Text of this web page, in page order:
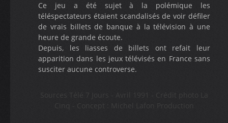
Ce jeu a été sujet à la polémique les
téléspectateurs étaient scandalisés de voir défiler
de vrais billets de banque à la télévision à une
heure de grande écoute.
Depuis, les liasses de billets ont refait leur
apparition dans les jeux télévisés en France sans
susciter aucune controverse.
Sources Télé 7 Jours - Avril 1991 - Crédit photo La
Cinq - Concept : Michel Lafon Production